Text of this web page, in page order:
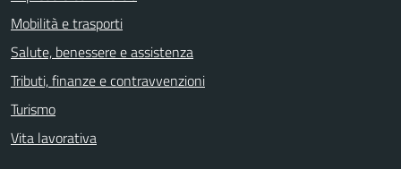
Mobilità e trasporti
Salute, benessere e assistenza
Tributi, finanze e contravvenzioni
Turismo
Vita lavorativa